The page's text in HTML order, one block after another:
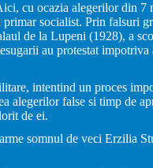
cu ocazia alegerilor din 7
socialist. Prin falsuri
de la Lupeni (1928), a
au protestat
intentind un proces
alegerilor false si timp de
de ei.
somnul de veci Erzilia